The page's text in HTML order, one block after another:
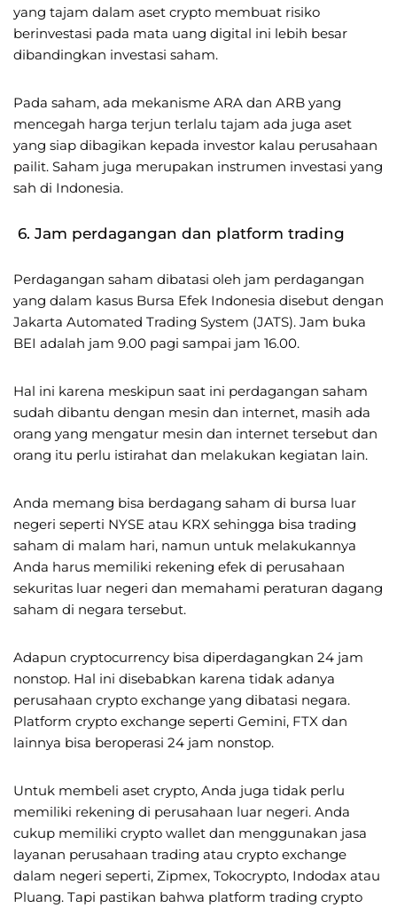
yang tajam dalam aset crypto membuat risiko
berinvestasi pada mata uang digital ini lebih besar
dibandingkan investasi saham.
Pada saham, ada mekanisme ARA dan ARB yang
mencegah harga terjun terlalu tajam ada juga aset
yang siap dibagikan kepada investor kalau perusahaan
pailit. Saham juga merupakan instrumen investasi yang
sah di Indonesia.
6. Jam perdagangan dan platform trading
Perdagangan saham dibatasi oleh jam perdagangan
yang dalam kasus Bursa Efek Indonesia disebut dengan
Jakarta Automated Trading System (JATS). Jam buka
BEI adalah jam 9.00 pagi sampai jam 16.00.
Hal ini karena meskipun saat ini perdagangan saham
sudah dibantu dengan mesin dan internet, masih ada
orang yang mengatur mesin dan internet tersebut dan
orang itu perlu istirahat dan melakukan kegiatan lain.
Anda memang bisa berdagang saham di bursa luar
negeri seperti NYSE atau KRX sehingga bisa trading
saham di malam hari, namun untuk melakukannya
Anda harus memiliki rekening efek di perusahaan
sekuritas luar negeri dan memahami peraturan dagang
saham di negara tersebut.
Adapun cryptocurrency bisa diperdagangkan 24 jam
nonstop. Hal ini disebabkan karena tidak adanya
perusahaan crypto exchange yang dibatasi negara.
Platform crypto exchange seperti Gemini, FTX dan
lainnya bisa beroperasi 24 jam nonstop.
Untuk membeli aset crypto, Anda juga tidak perlu
memiliki rekening di perusahaan luar negeri. Anda
cukup memiliki crypto wallet dan menggunakan jasa
layanan perusahaan trading atau crypto exchange
dalam negeri seperti, Zipmex, Tokocrypto, Indodax atau
Pluang. Tapi pastikan bahwa platform trading crypto